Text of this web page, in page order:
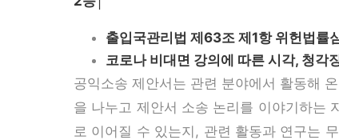
출입국관리법 제63조 제1항 위헌법률
코로나 비대면 강의에 따른 시각, 청각
공익소송 제안서는 관련 분야에서 활동해
을 나누고 제안서 소송 논리를 이야기하는
로 이어질 수 있는지, 관련 활동과 연구는